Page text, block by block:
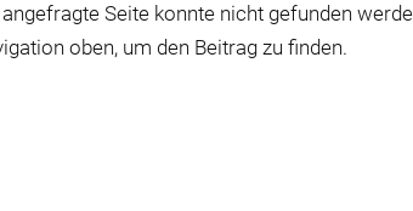
angefragte Seite konnte nicht gefunden
oben, um den Beitrag zu finden.